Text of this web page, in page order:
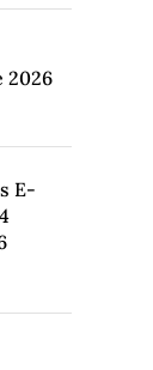
2026
E-